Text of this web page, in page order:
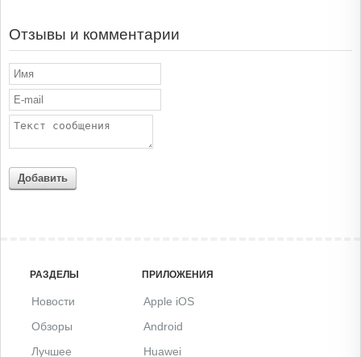
Отзывы и комментарии
Добавить
РАЗДЕЛЫ
Новости
Обзоры
Лучшее
ПРИЛОЖЕНИЯ
Apple iOS
Android
Huawei